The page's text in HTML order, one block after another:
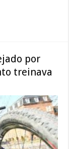
por
treinava